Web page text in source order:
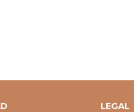
LEGAL